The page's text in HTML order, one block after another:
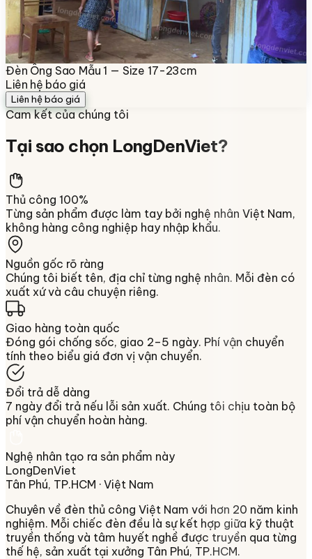
Đèn Ông Sao Mẫu 1 — Size 17-23cm
Liên hệ báo giá
Liên hệ báo giá
Cam kết của chúng tôi
Tại sao chọn LongDenViet?
Thủ công 100%
Từng sản phẩm được làm tay bởi nghệ nhân Việt Nam,
không hàng công nghiệp hay nhập khẩu.
Nguồn gốc rõ ràng
Chúng tôi biết tên, địa chỉ từng nghệ nhân. Mỗi đèn có
xuất xứ và câu chuyện riêng.
Giao hàng toàn quốc
Đóng gói chống sốc, giao 2–5 ngày. Phí vận chuyển
tính theo biểu giá đơn vị vận chuyển.
Đổi trả dễ dàng
7 ngày đổi trả nếu lỗi sản xuất. Chúng tôi chịu toàn bộ
phí vận chuyển hoàn hàng.
Nghệ nhân tạo ra sản phẩm này
LongDenViet
Tân Phú, TP.HCM · Việt Nam
Chuyên về đèn thủ công Việt Nam với hơn 20 năm kinh
nghiệm. Mỗi chiếc đèn đều là sự kết hợp giữa kỹ thuật
truyền thống và tâm huyết nghề được truyền qua từng
thế hệ, sản xuất tại xưởng Tân Phú, TP.HCM.